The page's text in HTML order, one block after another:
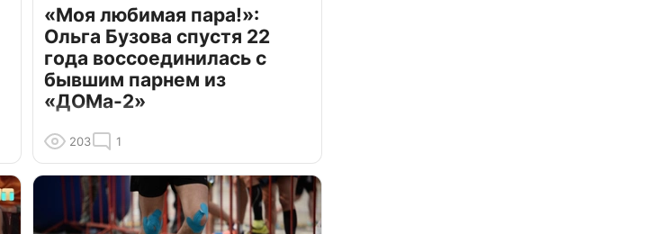
«Моя любимая пара!»:
Ольга Бузова спустя 22
года воссоединилась с
бывшим парнем из
«ДОМа-2»
203 1